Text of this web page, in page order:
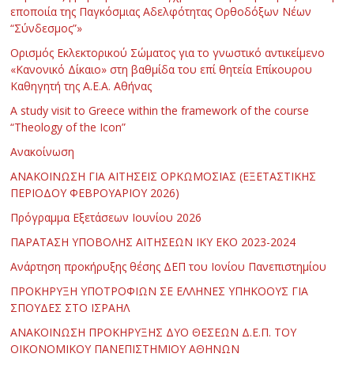
εποποιία της Παγκόσμιας Αδελφότητας Ορθοδόξων Νέων
“Σύνδεσμος”»
Ορισμός Εκλεκτορικού Σώματος για το γνωστικό αντικείμενο
«Κανονικό Δίκαιο» στη βαθμίδα του επί θητεία Επίκουρου
Καθηγητή της Α.Ε.Α. Αθήνας
Α study visit to Greece within the framework of the course
“Theology of the Icon”
Ανακοίνωση
ΑΝΑΚΟΙΝΩΣΗ ΓΙΑ ΑΙΤΗΣΕΙΣ ΟΡΚΩΜΟΣΙΑΣ (ΕΞΕΤΑΣΤΙΚΗΣ
ΠΕΡΙΟΔΟΥ ΦΕΒΡΟΥΑΡΙΟΥ 2026)
Πρόγραμμα Εξετάσεων Ιουνίου 2026
ΠΑΡΑΤΑΣΗ ΥΠΟΒΟΛΗΣ ΑΙΤΗΣΕΩΝ ΙΚΥ ΕΚΟ 2023-2024
Ανάρτηση προκήρυξης θέσης ΔΕΠ του Ιονίου Πανεπιστημίου
ΠΡΟΚΗΡΥΞΗ ΥΠΟΤΡΟΦΙΩΝ ΣΕ ΕΛΛΗΝΕΣ ΥΠΗΚΟΟΥΣ ΓΙΑ
ΣΠΟΥΔΕΣ ΣΤΟ ΙΣΡΑΗΛ
ΑΝΑΚΟΙΝΩΣΗ ΠΡΟΚΗΡΥΞΗΣ ΔΥΟ ΘΕΣΕΩΝ Δ.Ε.Π. ΤΟΥ
ΟΙΚΟΝΟΜΙΚΟΥ ΠΑΝΕΠΙΣΤΗΜΙΟΥ ΑΘΗΝΩΝ